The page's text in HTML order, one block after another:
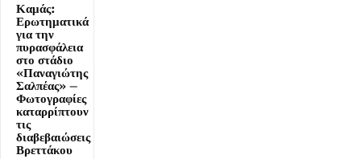
Καμάς:
Ερωτηματικά
για την
πυρασφάλεια
στο στάδιο
«Παναγιώτης
Σαλπέας» –
Φωτογραφίες
καταρρίπτουν
τις
διαβεβαιώσεις
Βρεττάκου